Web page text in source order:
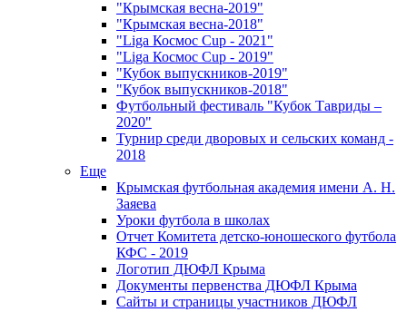
"Крымская весна-2019"
"Крымская весна-2018"
"Liga Космос Cup - 2021"
"Liga Космос Cup - 2019"
"Кубок выпускников-2019"
"Кубок выпускников-2018"
Футбольный фестиваль "Кубок Тавриды –
2020"
Турнир среди дворовых и сельских команд -
2018
Еще
Крымская футбольная академия имени А. Н.
Заяева
Уроки футбола в школах
Отчет Комитета детско-юношеского футбола
КФС - 2019
Логотип ДЮФЛ Крыма
Документы первенства ДЮФЛ Крыма
Сайты и страницы участников ДЮФЛ